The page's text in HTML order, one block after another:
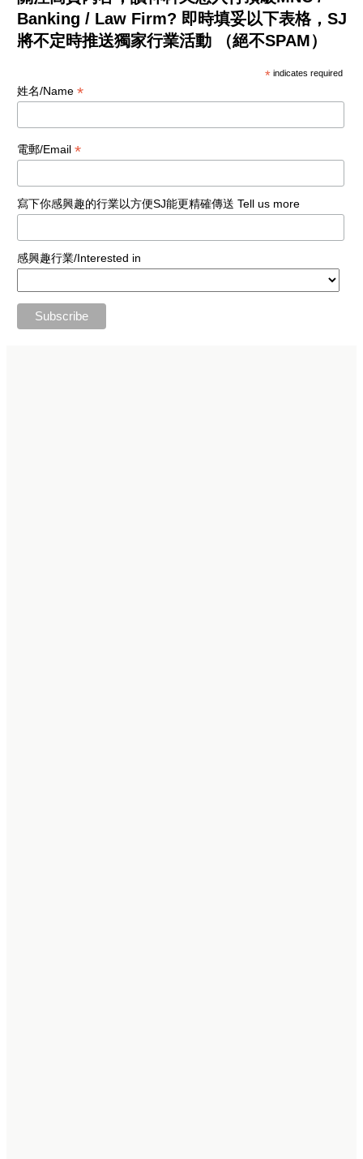
Banking / Law Firm? 即時填妥以下表格，SJ
將不定時推送獨家行業活動 （絕不SPAM）
* indicates required
姓名/Name *
電郵/Email *
寫下你感興趣的行業以方便SJ能更精確傳送 Tell us more
感興趣行業/Interested in